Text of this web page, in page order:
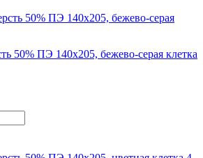
50% ПЭ 140х205, бежево-серая клетка